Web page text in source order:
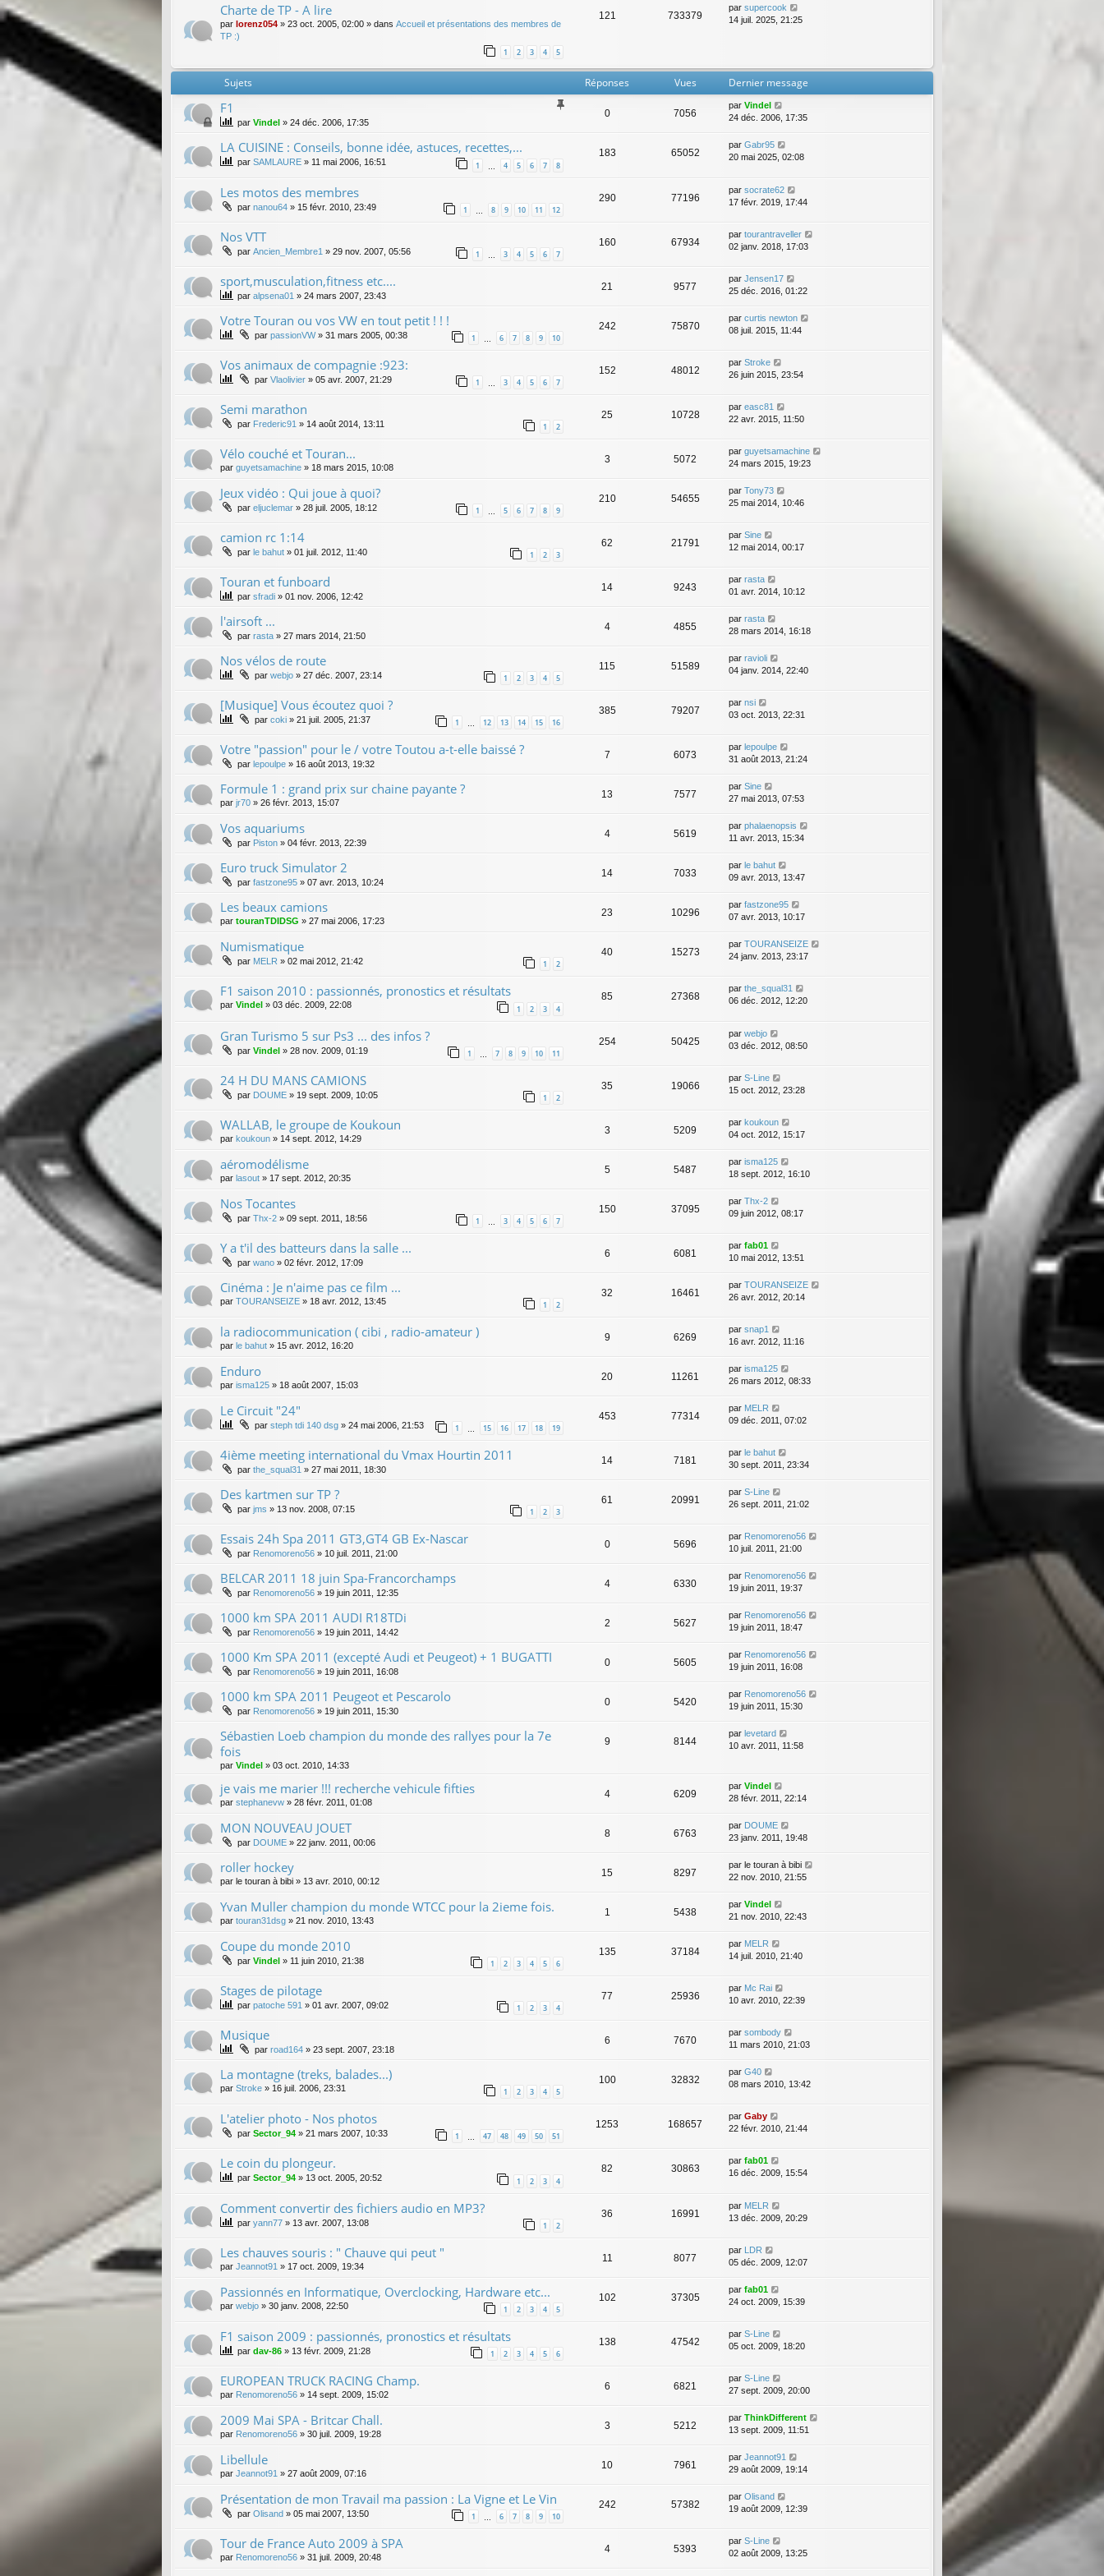
Charte de TP - A lire
par lorenz054 » 23 oct. 2005, 02:00 » dans Accueil et présentations des membres de
TP :)
1 2 3 4 5
121 733379
par supercook
14 juil. 2025, 21:25
Sujets Réponses Vues Dernier message
F1
par Vindel » 24 déc. 2006, 17:35
0 7056
par Vindel
24 déc. 2006, 17:35
LA CUISINE : Conseils, bonne idée, astuces, recettes,...
par SAMLAURE » 11 mai 2006, 16:51 1 4 5 6 7 8
183 65052
par Gabr95
20 mai 2025, 02:08
Les motos des membres
par nanou64 » 15 févr. 2010, 23:49 1 8 9 10 11 12
290 77196
par socrate62
17 févr. 2019, 17:44
Nos VTT
par Ancien_Membre1 » 29 nov. 2007, 05:56 1 3 4 5 6 7
160 67934
par tourantraveller
02 janv. 2018, 17:03
sport,musculation,fitness etc....
par alpsena01 » 24 mars 2007, 23:43
21 9577
par Jensen17
25 déc. 2016, 01:22
Votre Touran ou vos VW en tout petit ! ! !
par passionVW» 31 mars 2005, 00:38 1 6 7 8 9 10
242 75870
par curtis newton
08 juil. 2015, 11:44
Vos animaux de compagnie :923:
par Vlaolivier » 05 avr. 2007, 21:29 1 3 4 5 6 7
152 48012
par Stroke
26 juin 2015, 23:54
Semi marathon
par Frederic91 » 14 août 2014, 13:11 1 2
25 10728
par easc81
22 avr. 2015, 11:50
Vélo couché et Touran...
par guyetsamachine » 18 mars 2015, 10:08
3 5072
par guyetsamachine
24 mars 2015, 19:23
Jeux vidéo : Qui joue à quoi?
par eljuclemar » 28 juil. 2005, 18:12 1 … 5 6 7 8 9
210 54655
par Tony73
25 mai 2014, 10:46
camion rc 1:14
par le bahut » 01 juil. 2012, 11:40 1 2 3
62 21791
par Sine
12 mai 2014, 00:17
Touran et funboard
par sfradi » 01 nov. 2006, 12:42
14 9243
par rasta
01 avr. 2014, 10:12
l'airsoft ...
par rasta » 27 mars 2014, 21:50
4 4855
par rasta
28 mars 2014, 16:18
Nos vélos de route
par webjo » 27 déc. 2007, 23:14 1 2 3 4 5
115 51589
par ravioli
04 janv. 2014, 22:40
[Musique] Vous écoutez quoi ?
par coki » 21 juil. 2005, 21:37 1 … 12 13 14 15 16
385 79207
par nsi
03 oct. 2013, 22:31
Votre "passion" pour le / votre Toutou a-t-elle baissé ?
par lepoulpe » 16 août 2013, 19:32
7 6073
par lepoulpe
31 août 2013, 21:24
Formule 1 : grand prix sur chaine payante ?
par jr70 » 26 févr. 2013, 15:07
13 7577
par Sine
27 mai 2013, 07:53
Vos aquariums
par Piston » 04 févr. 2013, 22:39
4 5619
par phalaenopsis
11 avr. 2013, 15:34
Euro truck Simulator 2
par fastzone95 » 07 avr. 2013, 10:24
14 7033
par le bahut
09 avr. 2013, 13:47
Les beaux camions
par touranTDIDSG » 27 mai 2006, 17:23
23 10296
par fastzone95
07 avr. 2013, 10:17
Numismatique
par MELR » 02 mai 2012, 21:42 1 2
40 15273
par TOURANSEIZE
24 janv. 2013, 23:17
F1 saison 2010 : passionnés, pronostics et résultats
par Vindel » 03 déc. 2009, 22:08 1 2 3 4
85 27368
par the_squal31
06 déc. 2012, 12:20
Gran Turismo 5 sur Ps3 ... des infos ?
par Vindel » 28 nov. 2009, 01:19 1 7 8 9 10 11
254 50425
par webjo
03 déc. 2012, 08:50
24 H DU MANS CAMIONS
par DOUME » 19 sept. 2009, 10:05 1 2
35 19066
par S-Line
15 oct. 2012, 23:28
WALLAB, le groupe de Koukoun
par koukoun » 14 sept. 2012, 14:29
3 5209
par koukoun
04 oct. 2012, 15:17
aéromodélisme
par lasout » 17 sept. 2012, 20:35
5 5487
par isma125
18 sept. 2012, 16:10
Nos Tocantes
par Thx-2 » 09 sept. 2011, 18:56 1 3 4 5 6 7
150 37095
par Thx-2
09 juin 2012, 08:17
Y a t'il des batteurs dans la salle ...
par wano » 02 févr. 2012, 17:09
6 6081
par fab01
10 mai 2012, 13:51
Cinéma : Je n'aime pas ce film ...
par TOURANSEIZE » 18 avr. 2012, 13:45 1 2
32 16461
par TOURANSEIZE
26 avr. 2012, 20:14
la radiocommunication ( cibi , radio-amateur )
par le bahut » 15 avr. 2012, 16:20
9 6269
par snap1
16 avr. 2012, 11:16
Enduro
par isma125 » 18 août 2007, 15:03
20 11261
par isma125
26 mars 2012, 08:33
Le Circuit "24"
par steph tdi 140 dsg » 24 mai 2006, 21:53 1 … 15 16 17 18 19
453 77314
par MELR
09 déc. 2011, 07:02
4ième meeting international du Vmax Hourtin 2011
par the_squal31 » 27 mai 2011, 18:30
14 7181
par le bahut
30 sept. 2011, 23:34
Des kartmen sur TP ?
par jms » 13 nov. 2008, 07:15 1 2 3
61 20991
par S-Line
26 sept. 2011, 21:02
Essais 24h Spa 2011 GT3,GT4 GB Ex-Nascar
par Renomoreno56 » 10 juil. 2011, 21:00
0 5696
par Renomoreno56
10 juil. 2011, 21:00
BELCAR 2011 18 juin Spa-Francorchamps
par Renomoreno56 » 19 juin 2011, 12:35
4 6330
par Renomoreno56
19 juin 2011, 19:37
1000 km SPA 2011 AUDI R18TDi
par Renomoreno56 » 19 juin 2011, 14:42
2 5627
par Renomoreno56
19 juin 2011, 18:47
1000 Km SPA 2011 (excepté Audi et Peugeot) + 1 BUGATTI
par Renomoreno56 » 19 juin 2011, 16:08
0 5605
par Renomoreno56
19 juin 2011, 16:08
1000 km SPA 2011 Peugeot et Pescarolo
par Renomoreno56 » 19 juin 2011, 15:30
0 5420
par Renomoreno56
19 juin 2011, 15:30
Sébastien Loeb champion du monde des rallyes pour la 7e
fois
par Vindel » 03 oct. 2010, 14:33
9 8144
par levetard
10 avr. 2011, 11:58
je vais me marier !!! recherche vehicule fifties
par stephanevw » 28 févr. 2011, 01:08
4 6209
par Vindel
28 févr. 2011, 22:14
MON NOUVEAU JOUET
par DOUME » 22 janv. 2011, 00:06
8 6763
par DOUME
23 janv. 2011, 19:48
roller hockey
par le touran à bibi » 13 avr. 2010, 00:12
15 8297
par le touran à bibi
22 nov. 2010, 21:55
Yvan Muller champion du monde WTCC pour la 2ieme fois.
par touran31dsg » 21 nov. 2010, 13:43
1 5438
par Vindel
21 nov. 2010, 22:43
Coupe du monde 2010
par Vindel » 11 juin 2010, 21:38 1 2 3 4 5 6
135 37184
par MELR
14 juil. 2010, 21:40
Stages de pilotage
par patoche 591 » 01 avr. 2007, 09:02 1 2 3 4
77 25936
par Mc Rai
10 avr. 2010, 22:39
Musique
par road164 » 23 sept. 2007, 23:18
6 7670
par sombody
11 mars 2010, 21:03
La montagne (treks, balades...)
par Stroke » 16 juil. 2006, 23:31 1 2 3 4 5
100 32832
par G40
08 mars 2010, 13:42
L'atelier photo - Nos photos
par Sector_94 » 21 mars 2007, 10:33 1 … 47 48 49 50 51
1253 168657
par Gaby
22 févr. 2010, 21:44
Le coin du plongeur.
par Sector_94 » 13 oct. 2005, 20:52 1 2 3 4
82 30863
par fab01
16 déc. 2009, 15:54
Comment convertir des fichiers audio en MP3?
par yann77 » 13 avr. 2007, 13:08 1 2
36 16991
par MELR
13 déc. 2009, 20:29
Les chauves souris : " Chauve qui peut "
par Jeannot91 » 17 oct. 2009, 19:34
11 8077
par LDR
05 déc. 2009, 12:07
Passionnés en Informatique, Overclocking, Hardware etc...
par webjo » 30 janv. 2008, 22:50 1 2 3 4 5
102 37305
par fab01
24 oct. 2009, 15:39
F1 saison 2009 : passionnés, pronostics et résultats
par dav-86 » 13 févr. 2009, 21:28 1 2 3 4 5 6
138 47542
par S-Line
05 oct. 2009, 18:20
EUROPEAN TRUCK RACING Champ.
par Renomoreno56 » 14 sept. 2009, 15:02
6 6821
par S-Line
27 sept. 2009, 20:00
2009 Mai SPA - Britcar Chall.
par Renomoreno56 » 30 juil. 2009, 19:28
3 5212
par ThinkDifferent
13 sept. 2009, 11:51
Libellule
par Jeannot91 » 27 août 2009, 07:16
10 7961
par Jeannot91
29 août 2009, 19:14
Présentation de mon Travail ma passion : La Vigne et Le Vin
par Olisand » 05 mai 2007, 13:50 1 6 7 8 9 10
242 57382
par Olisand
19 août 2009, 12:39
Tour de France Auto 2009 à SPA
par Renomoreno56 » 31 juil. 2009, 20:48
4 5393
par S-Line
02 août 2009, 13:25